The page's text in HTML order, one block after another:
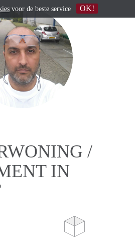
/
IN
voor de beste service OK!